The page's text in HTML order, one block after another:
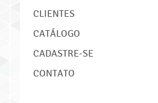
CLIENTES
CATÁLOGO
CADASTRE-SE
CONTATO